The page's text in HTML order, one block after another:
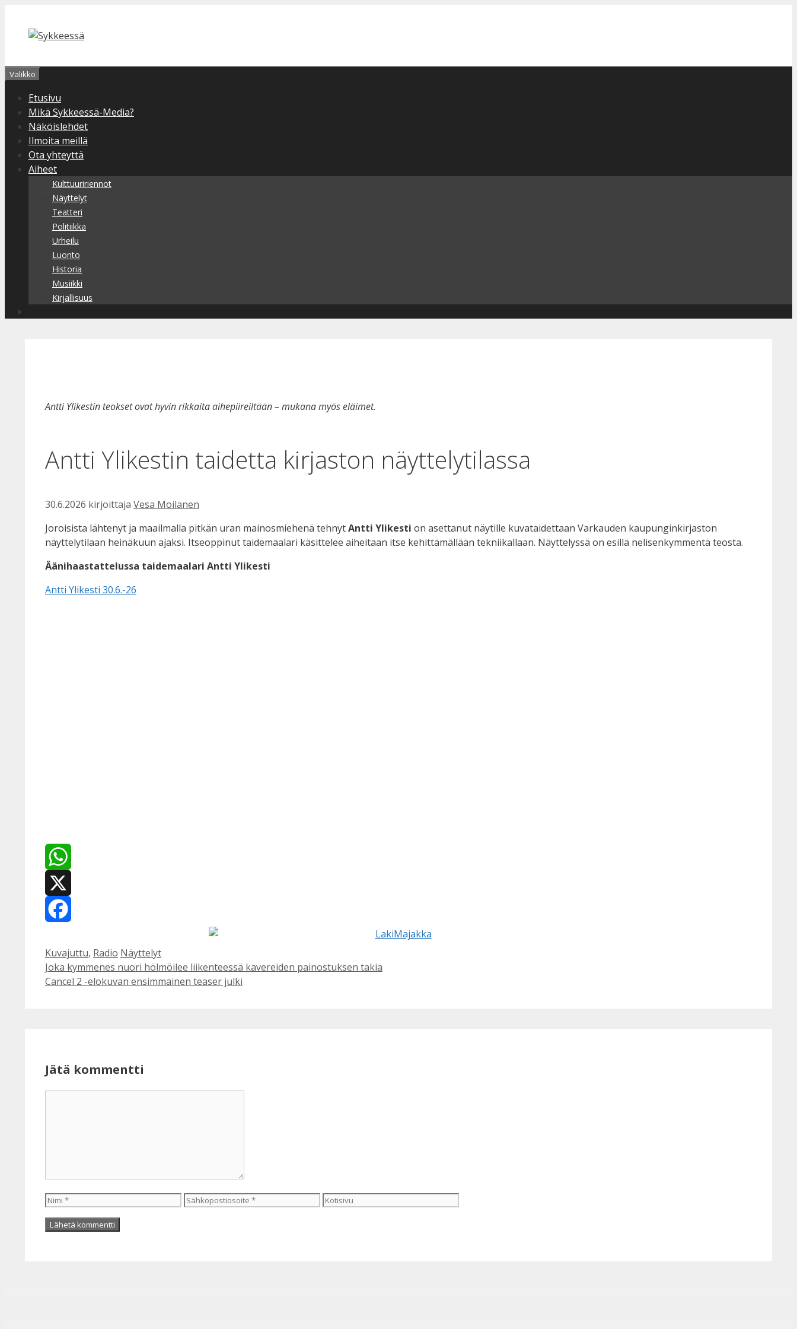
sisältöön
Valikko
Etusivu
Mikä Sykkeessä-Media?
Näköislehdet
Ilmoita meillä
Ota yhteyttä
Aiheet
Kulttuuririennot
Näyttelyt
Teatteri
Politiikka
Urheilu
Luonto
Historia
Musiikki
Kirjallisuus
Antti Ylikestin teokset ovat hyvin rikkaita aihepiireiltään – mukana myös eläimet.
Antti Ylikestin taidetta kirjaston näyttelytilassa
30.6.2026 kirjoittaja Vesa Moilanen
Joroisista lähtenyt ja maailmalla pitkän uran mainosmiehenä tehnytAntti Ylikesti on asettanut näytille kuvataidettaan Varkauden kaupunginkirjaston
näyttelytilaan heinäkuun ajaksi. Itseoppinut taidemaalari käsittelee aiheitaan itse kehittämällään tekniikallaan. Näyttelyssä on esillä nelisenkymmentä teosta.
Äänihaastattelussa taidemaalari Antti Ylikesti
Antti Ylikesti 30.6.-26
WhatsApp
X
Kategoriat
Kuvajuttu, Radio Avainsanat
Näyttelyt
Joka kymmenes nuori hölmöilee liikenteessä kavereiden painostuksen takia
Cancel 2 -elokuvan ensimmäinen teaser julki
Jätä kommentti
Nimi Sähköpostiosoite Kotisivu